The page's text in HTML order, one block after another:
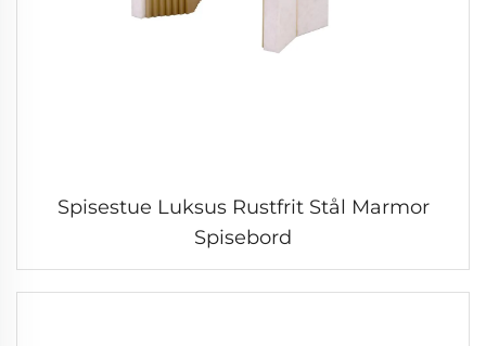
Spisestue Luksus Rustfrit Stål Marmor
Spisebord